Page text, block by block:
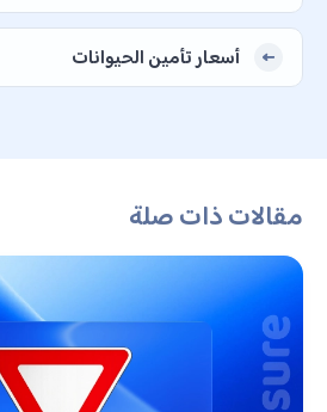
أسعار تأمين الحيوانات
مقالات ذات صلة